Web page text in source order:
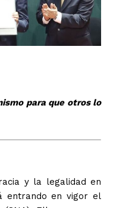
para que otros lo
y la legalidad en
entrando en vigor el